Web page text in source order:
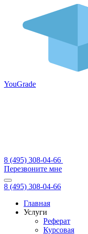
YouGrade
8 (495) 308-04-66
Перезвоните мне
8 (495) 308-04-66
Главная
Услуги
Реферат
Курсовая